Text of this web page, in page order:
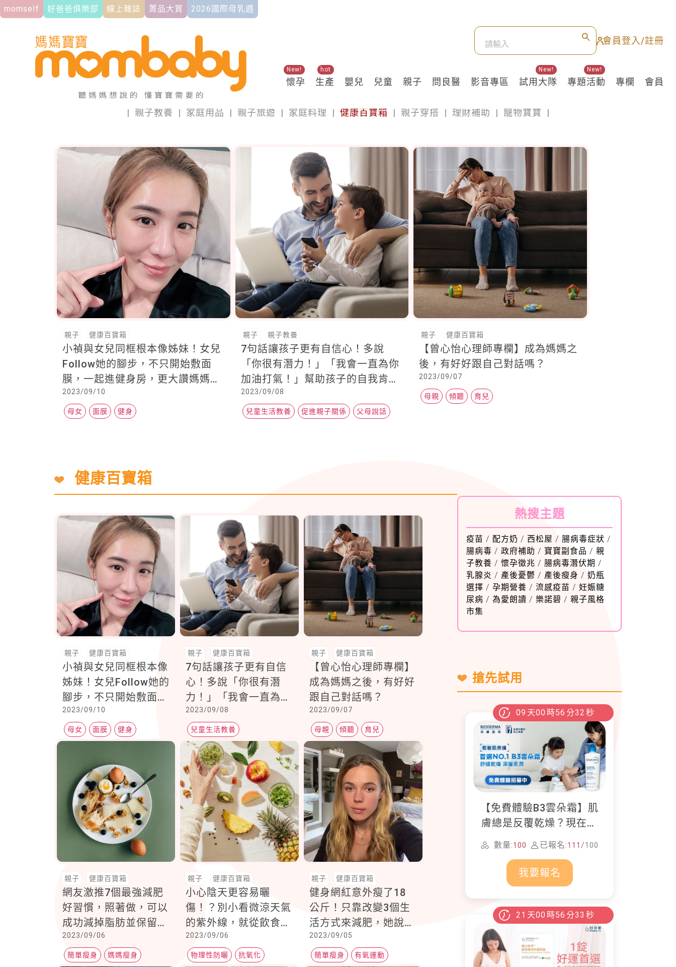
momself 好爸爸俱樂部 線上雜誌 菁品大賞 2026國際母乳週
會員登入/註冊
懷孕
New!
生產
hot
嬰兒 兒童 親子 問良醫 影音專區 試用大隊
New!
專題活動
New!
專欄 會員
親子
| 親子教養 | 家庭用品 | 親子旅遊 | 家庭料理 | 健康百寶箱 | 親子穿搭 | 理財補助 | 寵物寶寶 |
親子 健康百寶箱
小禎與女兒同框根本像姊妹！女兒
Follow她的腳步，不只開始敷面
膜，一起進健身房，更大讚媽媽的
超強運動力
2023/09/10
母女 面膜 健身
親子 親子教養
7句話讓孩子更有自信心！多說
「你很有潛力！」「我會一直為你
加油打氣！」幫助孩子的自我肯定
感更為強大
2023/09/08
兒童生活教養 促進親子關係 父母說話
親子 健康百寶箱
【曾心怡心理師專欄】成為媽媽之
後，有好好跟自己對話嗎？
2023/09/07
母親 傾聽 育兒
健康百寶箱
親子 健康百寶箱
小禎與女兒同框根本像
姊妹！女兒Follow她的
腳步，不只開始敷面
膜，一起進健身房，更
大讚媽媽的超強運動力
2023/09/10
母女 面膜 健身
親子 健康百寶箱
7句話讓孩子更有自信
心！多說「你很有潛
力！」「我會一直為你
加油打氣！」幫助孩子
的自我肯定感更為強大
2023/09/08
兒童生活教養
促進親子關係 父母說話
親子 健康百寶箱
【曾心怡心理師專欄】
成為媽媽之後，有好好
跟自己對話嗎？
2023/09/07
母親 傾聽 育兒
親子 健康百寶箱
網友激推7個最強減肥
好習慣，照著做，可以
成功減掉脂肪並保留肌
肉！易胖體質終於有救
了
2023/09/06
簡單瘦身 媽媽瘦身
親子 健康百寶箱
小心陰天更容易曬
傷！？別小看微涼天氣
的紫外線，就從飲食調
理，來增強自身的抗曬
能力
2023/09/06
物理性防曬 抗氧化
親子 健康百寶箱
健身網紅意外瘦了18
公斤！只靠改變3個生
活方式來減肥，她說：
正能量好重要 ，沒想
到真的有幫助
2023/09/05
簡單瘦身 有氧運動
熱搜主題
疫苗 / 配方奶 / 西松屋 / 腸病毒症狀 /
腸病毒 / 政府補助 / 寶寶副食品 / 親
子教養 / 懷孕徵兆 / 腸病毒潛伏期 /
乳腺炎 / 產後憂鬱 / 產後瘦身 / 奶瓶
選擇 / 孕期營養 / 流感疫苗 / 妊娠糖
尿病 / 為愛朗讀 / 樂諾碧 / 親子風格
市集
搶先試用
09 天00 時56 分30 秒
【免費體驗B3雲朵霜】肌
膚總是反覆乾燥？現在就
加入貝膚黛瑪修護體驗計
畫！
數量:100 已報名:111 /100
我要報名
21 天00 時56 分31 秒